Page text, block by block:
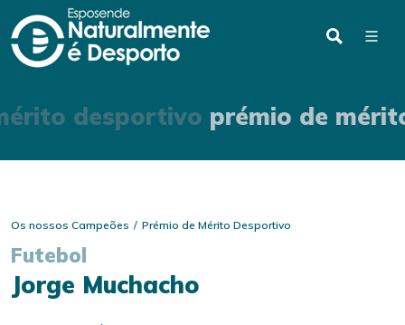
desportivo prémio de
Os nossos Campeões Prémio de Mérito Desportivo
Futebol
Jorge Muchacho